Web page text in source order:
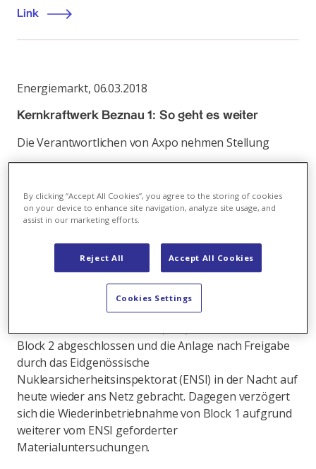
Link
Energiemarkt, 06.03.2018
Kernkraftwerk Beznau 1: So geht es weiter
Die Verantwortlichen von Axpo nehmen Stellung
Kernenergie,28.09.2017
Kernkraftwerk Beznau: Block 2 nach Revision
wieder am Netz – Wiederinbetriebnahme Block 1
Block 2 abgeschlossen und die Anlage nach Freigabe
durch das Eidgenössische
Nuklearsicherheitsinspektorat (ENSI) in der Nacht auf
heute wieder ans Netz gebracht. Dagegen verzögert
sich die Wiederinbetriebnahme von Block 1 aufgrund
weiterer vom ENSI geforderter
Materialuntersuchungen.
By clicking “Accept All Cookies”, you agree to the storing of cookies
on your device to enhance site navigation, analyze site usage, and
assist in our marketing efforts.
Reject All Accept All Cookies
Cookies Settings